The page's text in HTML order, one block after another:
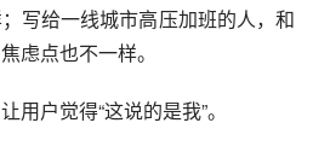
写给一线城市高压加班的人，和
虑点也不一样。
户觉得“这说的是我”。